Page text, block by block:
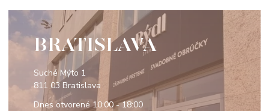
BRATISLAVA
Suché Mýto 1
811 03 Bratislava
Dnes otvorené10:00 - 18:00